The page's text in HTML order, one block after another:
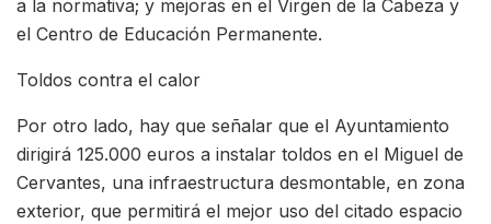
a la normativa; y mejoras en el Virgen de la Cabeza y
el Centro de Educación Permanente.
Toldos contra el calor
Por otro lado, hay que señalar que el Ayuntamiento
dirigirá 125.000 euros a instalar toldos en el Miguel de
Cervantes, una infraestructura desmontable, en zona
exterior, que permitirá el mejor uso del citado espacio